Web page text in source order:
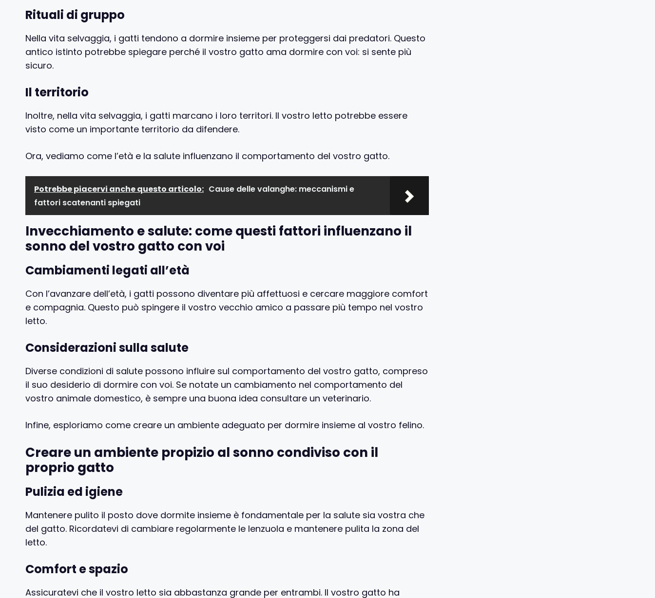
Rituali di gruppo
Nella vita selvaggia, i gatti tendono a dormire insieme per proteggersi dai predatori. Questo
antico istinto potrebbe spiegare perché il vostro gatto ama dormire con voi: si sente più
sicuro.
Il territorio
Inoltre, nella vita selvaggia, i gatti marcano i loro territori. Il vostro letto potrebbe essere
visto come un importante territorio da difendere.
Ora, vediamo come l’età e la salute influenzano il comportamento del vostro gatto.
Potrebbe piacervi anche questo articolo: Cause delle valanghe: meccanismi e
fattori scatenanti spiegati
Invecchiamento e salute: come questi fattori influenzano il
sonno del vostro gatto con voi
Cambiamenti legati all’età
Con l’avanzare dell’età, i gatti possono diventare più affettuosi e cercare maggiore comfort
e compagnia. Questo può spingere il vostro vecchio amico a passare più tempo nel vostro
letto.
Considerazioni sulla salute
Diverse condizioni di salute possono influire sul comportamento del vostro gatto, compreso
il suo desiderio di dormire con voi. Se notate un cambiamento nel comportamento del
vostro animale domestico, è sempre una buona idea consultare un veterinario.
Infine, esploriamo come creare un ambiente adeguato per dormire insieme al vostro felino.
Creare un ambiente propizio al sonno condiviso con il
proprio gatto
Pulizia ed igiene
Mantenere pulito il posto dove dormite insieme è fondamentale per la salute sia vostra che
del gatto. Ricordatevi di cambiare regolarmente le lenzuola e mantenere pulita la zona del
letto.
Comfort e spazio
Assicuratevi che il vostro letto sia abbastanza grande per entrambi. Il vostro gatto ha